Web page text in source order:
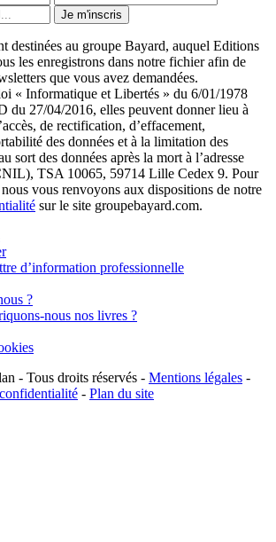
Je m'inscris
destinées au groupe Bayard, auquel Editions
les enregistrons dans notre fichier afin de
que vous avez demandées.
« Informatique et Libertés » du 6/01/1978
du 27/04/2016, elles peuvent donner lieu à
de rectification, d’effacement,
des données et à la limitation des
sort des données après la mort à l’adresse
TSA 10065, 59714 Lille Cedex 9. Pour
vous renvoyons aux dispositions de notre
sur le site groupebayard.com.
d’information professionnelle
?
nous nos livres ?
- Tous droits réservés - Mentions légales -
- Plan du site